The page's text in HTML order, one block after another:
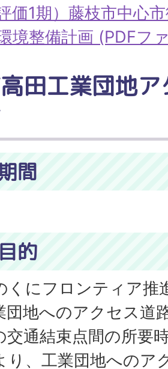
価1期）藤枝市中心
境整備計画 (PDFフ
田工業団地
間
的
くにフロンティア推
団地へのアクセス道
交通結束点間の所要
り、工業団地へのア